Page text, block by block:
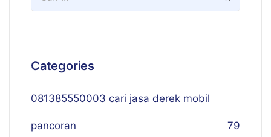
Categories
081385550003 cari jasa derek mobil
pancoran 79